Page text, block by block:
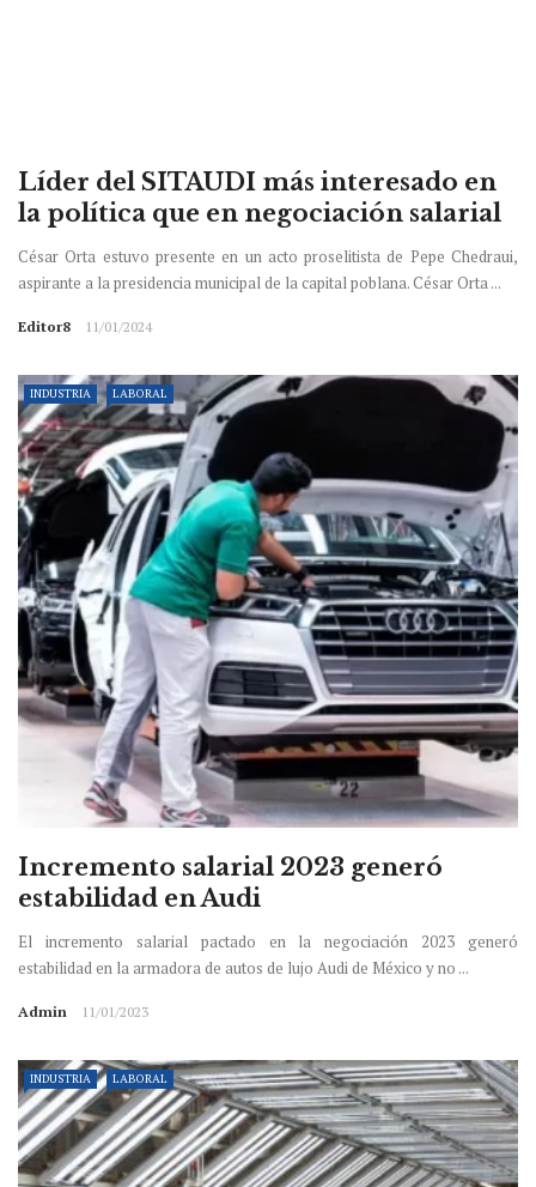
Líder del SITAUDI más interesado en
la política que en negociación salarial
César Orta estuvo presente en un acto proselitista de Pepe Chedraui,
aspirante a la presidencia municipal de la capital poblana. César Orta ...
Editor8 11/01/2024
INDUSTRIA LABORAL
Incremento salarial 2023 generó
estabilidad en Audi
El incremento salarial pactado en la negociación 2023 generó
estabilidad en la armadora de autos de lujo Audi de México y no ...
Admin 11/01/2023
INDUSTRIA LABORAL